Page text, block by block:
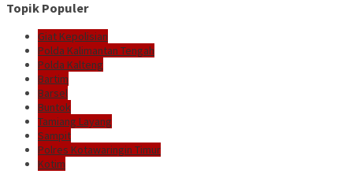
Topik Populer
Giat Kepolisian
Polda Kalimantan Tengah
Polda Kalteng
Bartim
Barsel
Buntok
Tamiang Layang
Sampit
Polres Kotawaringin Timur
Kotim